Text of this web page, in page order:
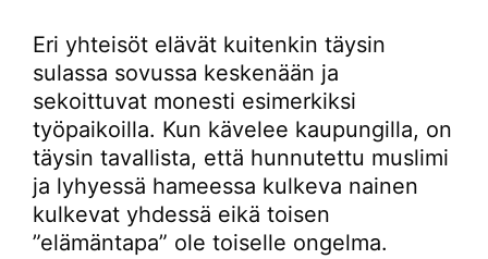
Eri yhteisöt elävät kuitenkin täysin
sulassa sovussa keskenään ja
sekoittuvat monesti esimerkiksi
työpaikoilla. Kun kävelee kaupungilla, on
täysin tavallista, että hunnutettu muslimi
ja lyhyessä hameessa kulkeva nainen
kulkevat yhdessä eikä toisen
”elämäntapa” ole toiselle ongelma.